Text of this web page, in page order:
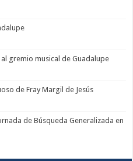
gremio musical de Guadalupe
de Fray Margil de Jesús
de Búsqueda Generalizada en